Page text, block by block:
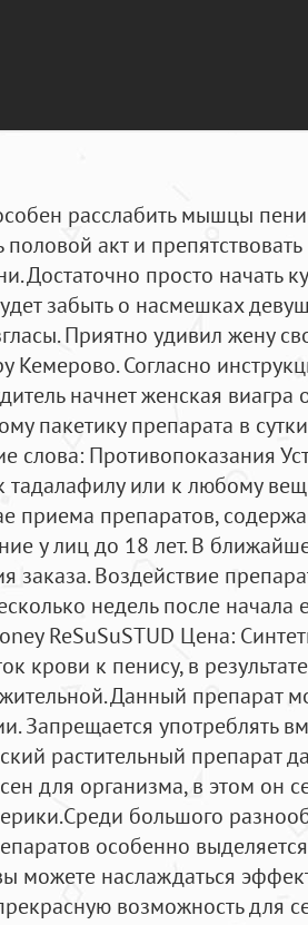
расслабить мышцы
половой акт и
Достаточно просто начать
забыть о насмешках
Приятно удивил жену
Кемерово. Согласно
начнет женская
пакетику препарата в
слова: Противопоказания
тадалафилу или к любому
приема препаратов,
у лиц до 18 лет. В
заказа. Воздействие
недель после начала
ReSuSuSTUD Цена:
крови к пенису, в
Данный препарат
Запрещается употреблять
растительный препарат
для организма, в этом он
большого
особенно
можете наслаждаться
возможность для